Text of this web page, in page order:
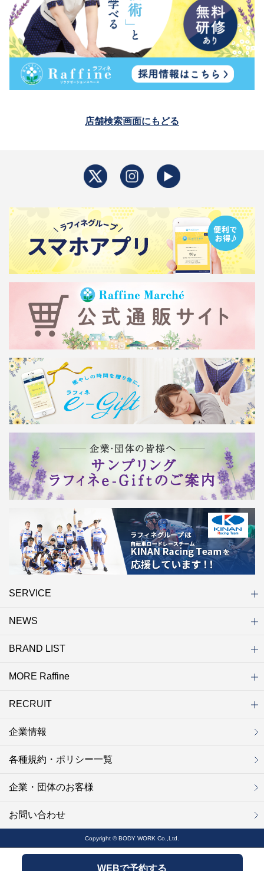
店舗検索画面にもどる
WEBで予約する
SERVICE
初めての方へ
店舗検索
キャンペーン
ラフィネ マルシェ（通販サイト）
WEB予約
よくある質問（Q&A）
サイトマップ
NEWS
ニュース一覧
お知らせ
オープン
クローズ
リニューアル
その他
BRAND LIST
ブランド一覧
ラフィネ
グランラフィネ
バダンバルー
ラフィネプリュス
プチラフィネ
整体ナチュラルボディ
トータルセラピー
フットデザイン
REFLE（リフレ）
Raffine TOKYO
ラフィネ ランニングスタイル
MORE Raffine
MORE Raffine
ラフィネのこだわり
ラフィネのひみつ
お得で便利なサービス
ラフィネギフト
ラフィネグループアスリート
RECRUIT
セラピスト採用
新卒採用
研修サイト
NOWON!!
企業情報
各種規約・ポリシー一覧
企業・団体のお客様
お問い合わせ
Copyright © BODY WORK Co.,Ltd.